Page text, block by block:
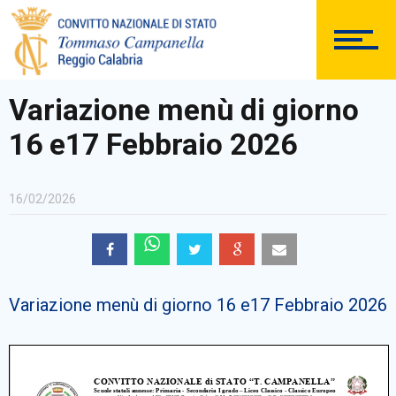
DOCUMENTAZIONE
Comunicazioni Esterne
Variazione menù di giorno
16 e17 Febbraio 2026
16/02/2026
Variazione menù di giorno 16 e17 Febbraio 2026